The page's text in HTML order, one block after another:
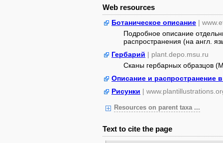
Web resources
Ботаническое описание |
Подробное описание
распространения (на англ.
Гербарий | plant.depo.msu.ru
Сканы гербарных образцов
Описание и распространение
Рисунки |
Resources on parent taxa ...
Text to cite the page